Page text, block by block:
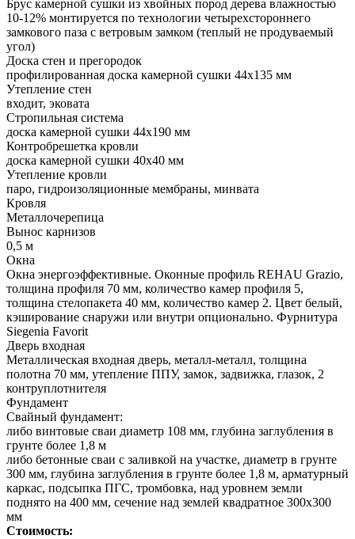
Брус камерной сушки из хвойных пород дерева влажностью
10-12% монтируется по технологии четырехстороннего
замкового паза с ветровым замком (теплый не продуваемый
угол)
Доска стен и прегородок
профилированная доска камерной сушки 44х135 мм
Утепление стен
входит, эковата
Стропильная система
доска камерной сушки 44х190 мм
Контробрешетка кровли
доска камерной сушки 40х40 мм
Утепление кровли
паро, гидроизоляционные мембраны, минвата
Кровля
Металлочерепица
Вынос карнизов
0,5 м
Окна
Окна энергоэффективные. Оконные профиль REHAU Grazio,
толщина профиля 70 мм, количество камер профиля 5,
толщина стелопакета 40 мм, количество камер 2. Цвет белый,
кэширование снаружи или внутри опционально. Фурнитура
Siegenia Favorit
Дверь входная
Металлическая входная дверь, металл-металл, толщина
полотна 70 мм, утепление ППУ, замок, задвижка, глазок, 2
контруплотнителя
Фундамент
Свайный фундамент:
либо винтовые сваи диаметр 108 мм, глубина заглубления в
грунте более 1,8 м
либо бетонные сваи с заливкой на участке, диаметр в грунте
300 мм, глубина заглубления в грунте более 1,8 м, арматурный
каркас, подсыпка ПГС, тромбовка, над уровнем земли
поднято на 400 мм, сечение над землей квадратное 300х300
мм
Стоимость: